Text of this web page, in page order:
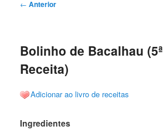
Navegação
← Anterior
Bolinho de Bacalhau (5ª
Receita)
Adicionar ao livro de receitas
Ingredientes